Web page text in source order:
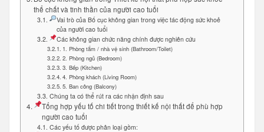
thể chất và tinh thần của người cao tuổi
Vai trò của Bố cục không gian trong việc tác động sức khoẻ
của người cao tuổi
Các không gian chức năng chính được nghiên cứu
1. Phòng tắm / nhà vệ sinh (Bathroom/Toilet)
2. Phòng ngủ (Bedroom)
3. Bếp (Kitchen)
4. Phòng khách (Living Room)
5. Ban công (Balcony)
Chúng ta có thể rút ra các nhận định sau
Tổng hợp yếu tố chi tiết trong thiết kế nội thất để phù hợp
người cao tuổi
Các yếu tố được phân loại gồm: